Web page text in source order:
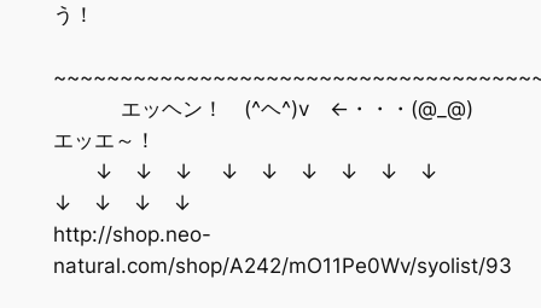
う！
エッヘン！ (^ヘ^)v ←・・・(@_@)
エッエ～！
↓ ↓ ↓ ↓ ↓ ↓ ↓ ↓ ↓
↓ ↓ ↓ ↓
http://shop.neo-
natural.com/shop/A242/mO11Pe0Wv/syolist/93